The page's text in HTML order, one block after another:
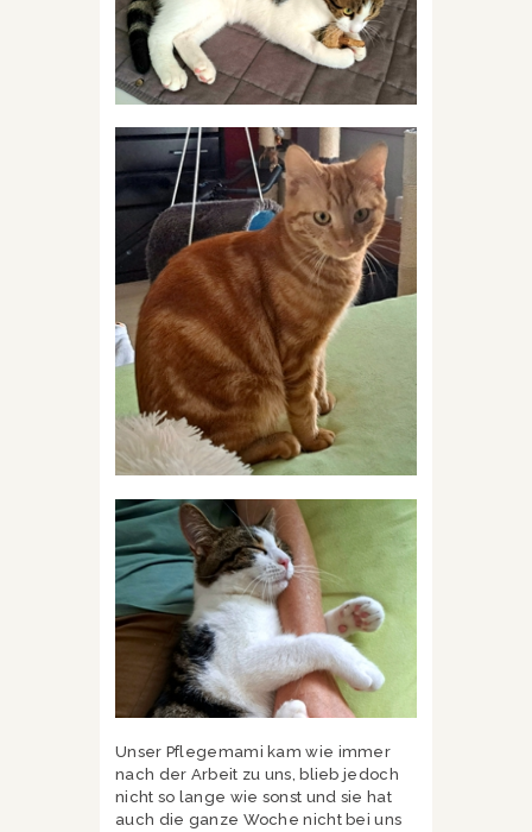
Unser Pflegemami kam wie immer
nach der Arbeit zu uns, blieb jedoch
nicht so lange wie sonst und sie hat
auch die ganze Woche nicht bei uns